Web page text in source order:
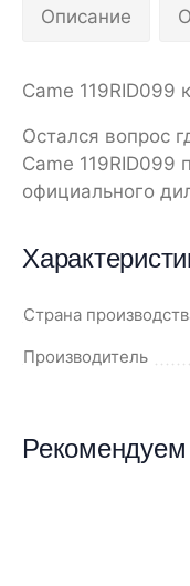
Описание
Came 119RID099
Остался вопрос
Came 119RID099
официального
Страна
Производитель
Рекомендуем